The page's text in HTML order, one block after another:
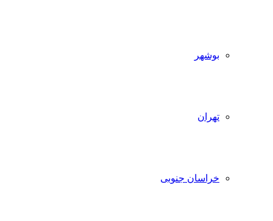
بوشهر
تهران
خراسان جنوبی